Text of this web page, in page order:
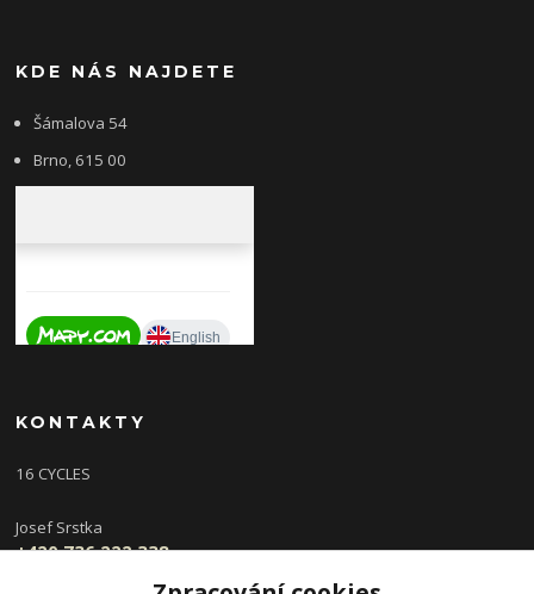
KDE NÁS NAJDETE
Šámalova 54
Brno, 615 00
KONTAKTY
16 CYCLES
Josef Srstka
+420 736 222 338